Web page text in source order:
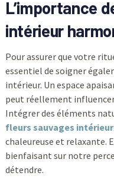
L’importance
intérieur
Pour assurer que votre
essentiel de soigner
intérieur. Un espace
peut réellement
Intégrer des éléments
fleurs sauvages
chaleureuse et relaxante.
bienfaisant sur notre
détendre.